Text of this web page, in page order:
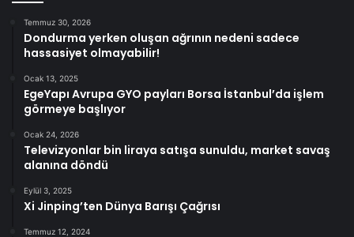
Temmuz 30, 2026
Dondurma yerken oluşan ağrının nedeni sadece
hassasiyet olmayabilir!
Ocak 13, 2025
EgeYapı Avrupa GYO payları Borsa İstanbul’da işlem
görmeye başlıyor
Ocak 24, 2026
Televizyonlar bin liraya satışa sunuldu, market savaş
alanına döndü
Eylül 3, 2025
Xi Jinping’ten Dünya Barışı Çağrısı
Temmuz 12, 2024